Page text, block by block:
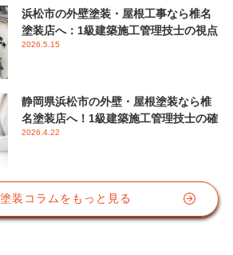
浜松市の外壁塗装・屋根工事なら椎名
塗装店へ：1級建築施工管理技士の視点
で伝える後悔しないメンテナンス
2026.5.15
静岡県浜松市の外壁・屋根塗装なら椎
名塗装店へ！1級建築施工管理技士の確
かな視点と屋根塗装におけるシリコン
2026.4.22
装コラムをもっと見る